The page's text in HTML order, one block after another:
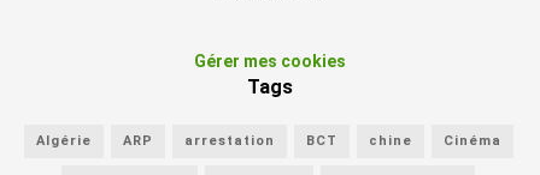
Gérer mes cookies
Tags
Algérie ARP arrestation BCT chine Cinéma